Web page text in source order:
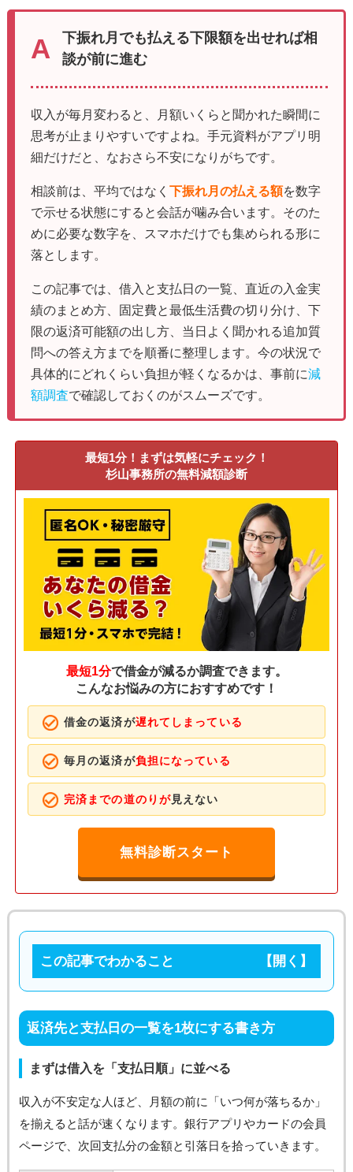
下振れ月でも払える下限額を出せれば相
談が前に進む
収入が毎月変わると、月額いくらと聞かれた瞬間に
思考が止まりやすいですよね。手元資料がアプリ明
細だけだと、なおさら不安になりがちです。
相談前は、平均ではなく 下振れ月の払える額を数字
で示せる状態にすると会話が噛み合います。そのた
めに必要な数字を、スマホだけでも集められる形に
落とします。
この記事では、借入と支払日の一覧、直近の入金実
績のまとめ方、固定費と最低生活費の切り分け、下
限の返済可能額の出し方、当日よく聞かれる追加質
問への答え方までを順番に整理します。今の状況で
具体的にどれくらい負担が軽くなるかは、事前に減
額調査で確認しておくのがスムーズです。
最短1分！まずは気軽にチェック！
杉山事務所の無料減額診断
最短1分で借金が減るか調査できます。
こんなお悩みの方におすすめです！
借金の返済が遅れてしまっている
毎月の返済が負担になっている
完済までの道のりが見えない
無料診断スタート
この記事でわかること
返済先と支払日の一覧を1枚にする書き方
まずは借入を「支払日順」に並べる
収入が不安定な人ほど、月額の前に「いつ何が落ちるか」
を揃えると話が速くなります。銀行アプリやカードの会員
ページで、次回支払分の金額と引落日を拾っていきます。